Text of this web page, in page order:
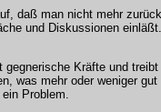
daß man nicht mehr
und Diskussionen
Kräfte und
mehr oder weniger
Problem.